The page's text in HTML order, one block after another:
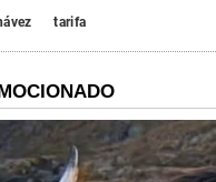
tarifa